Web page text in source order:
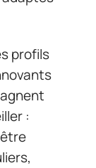
profils
: